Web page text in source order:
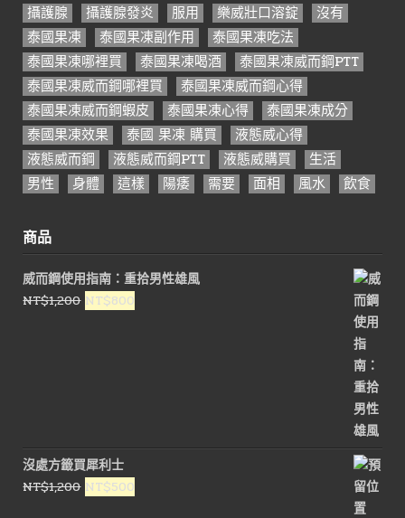
攝護腺
攝護腺發炎 服用 樂威壯口溶錠
沒有
泰國果凍
泰國果凍副作用
泰國果凍吃法
泰國果凍哪裡買
泰國果凍喝酒
泰國果凍威而鋼PTT
泰國果凍威而鋼哪裡買
泰國果凍威而鋼心得
泰國果凍威而鋼蝦皮
泰國果凍心得
泰國果凍成分
泰國果凍效果
泰國 果凍 購買
液態威心得
液態威而鋼
液態威而鋼PTT 液態威購買
生活
男性
身體 這樣 陽痿 需要 面相 風水 飲食
商品
威而鋼使用指南：重拾男性雄風
NT$1,200 原
NT$800
沒處方籤買犀利士
NT$1,200 原
NT$500